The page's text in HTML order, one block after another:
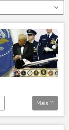
Mais 11